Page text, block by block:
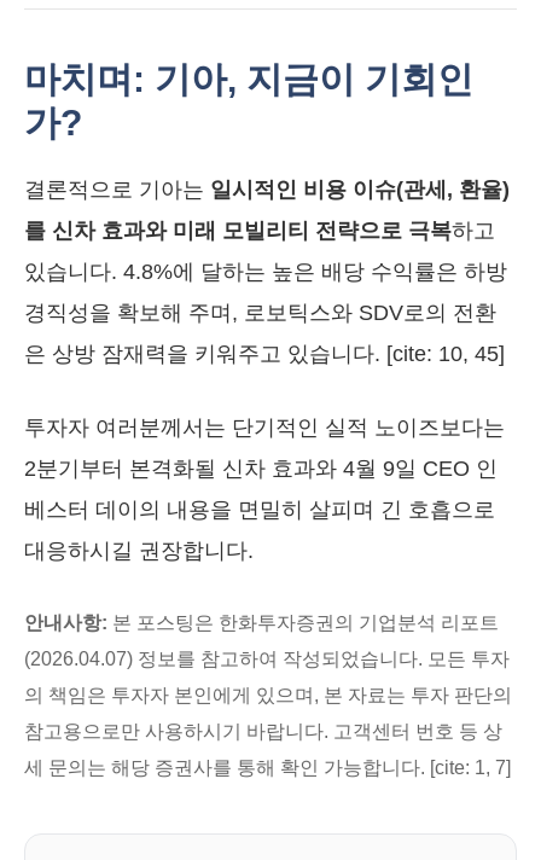
마치며: 기아, 지금이 기회인
가?
결론적으로 기아는 일시적인 비용 이슈(관세, 환율)
를 신차 효과와 미래 모빌리티 전략으로 극복하고
있습니다. 4.8%에 달하는 높은 배당 수익률은 하방
경직성을 확보해 주며, 로보틱스와 SDV로의 전환
은 상방 잠재력을 키워주고 있습니다. [cite: 10, 45]
투자자 여러분께서는 단기적인 실적 노이즈보다는
2분기부터 본격화될 신차 효과와 4월 9일 CEO 인
베스터 데이의 내용을 면밀히 살피며 긴 호흡으로
대응하시길 권장합니다.
안내사항: 본 포스팅은 한화투자증권의 기업분석 리포트
(2026.04.07) 정보를 참고하여 작성되었습니다. 모든 투자
의 책임은 투자자 본인에게 있으며, 본 자료는 투자 판단의
참고용으로만 사용하시기 바랍니다. 고객센터 번호 등 상
세 문의는 해당 증권사를 통해 확인 가능합니다. [cite: 1, 7]